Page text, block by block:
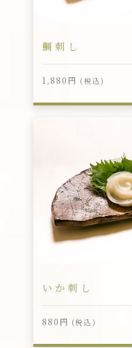
鯛刺し
1,880円 (税込)
いか刺し
880円 (税込)